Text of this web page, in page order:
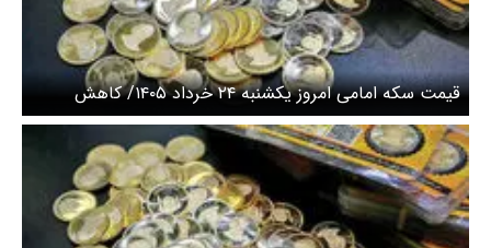
قیمت سکه امامی امروز یکشنبه ۲۴ خرداد ۱۴۰۵/ کاهش
قیمت سکه